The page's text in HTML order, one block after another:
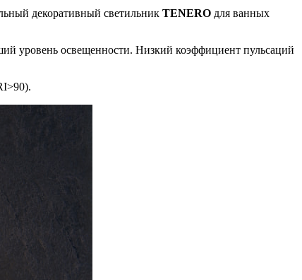
декоративный светильник TENERO для ванных
уровень освещенности. Низкий коэффициент пульсаций